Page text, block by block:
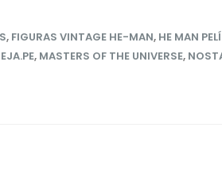
, FIGURAS VINTAGE HE-MAN, HE MAN
, MASTERS OF THE UNIVERSE,